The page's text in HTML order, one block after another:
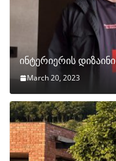
ინტერიერის დიზაინი
March 20, 2023